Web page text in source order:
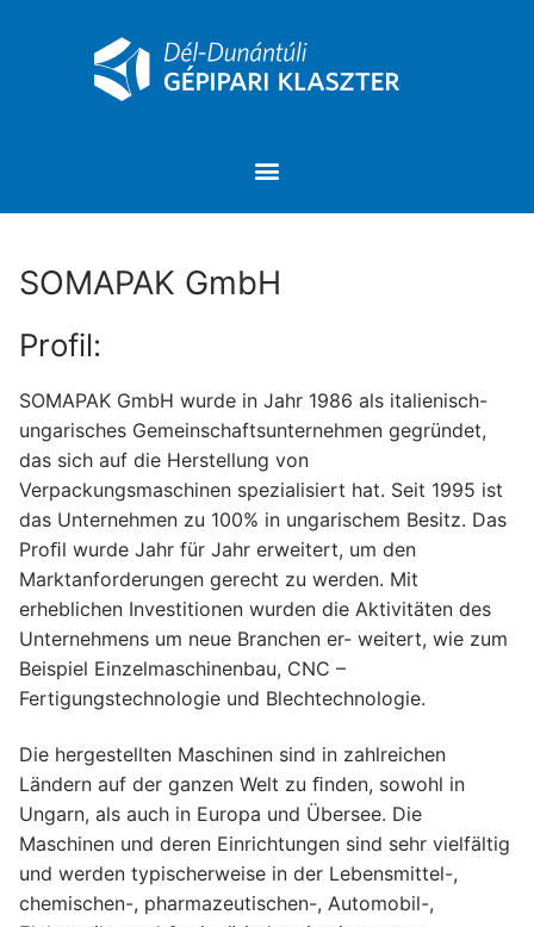
SOMAPAK GmbH
Profil:
SOMAPAK GmbH wurde in Jahr 1986 als italienisch-
ungarisches Gemeinschaftsunternehmen gegründet,
das sich auf die Herstellung von
Verpackungsmaschinen spezialisiert hat. Seit 1995 ist
das Unternehmen zu 100% in ungarischem Besitz. Das
Proﬁl wurde Jahr für Jahr erweitert, um den
Marktanforderungen gerecht zu werden. Mit
erheblichen Investitionen wurden die Aktivitäten des
Unternehmens um neue Branchen er- weitert, wie zum
Beispiel Einzelmaschinenbau, CNC –
Fertigungstechnologie und Blechtechnologie.
Die hergestellten Maschinen sind in zahlreichen
Ländern auf der ganzen Welt zu ﬁnden, sowohl in
Ungarn, als auch in Europa und Übersee. Die
Maschinen und deren Einrichtungen sind sehr vielfältig
und werden typischerweise in der Lebensmittel-,
chemischen-, pharmazeutischen-, Automobil-,